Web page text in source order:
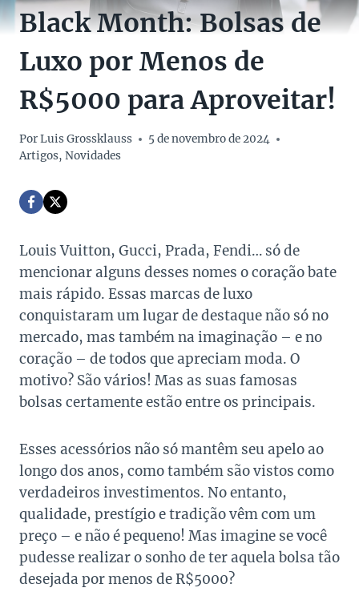
Black Month: Bolsas de
Luxo por Menos de
R$5000 para Aproveitar!
PorLuis Grossklauss
5 de novembro de 2024
Artigos, Novidades
Louis Vuitton, Gucci, Prada, Fendi… só de
mencionar alguns desses nomes o coração bate
mais rápido. Essas marcas de luxo
conquistaram um lugar de destaque não só no
mercado, mas também na imaginação – e no
coração – de todos que apreciam moda. O
motivo? São vários! Mas as suas famosas
bolsas certamente estão entre os principais.
Esses acessórios não só mantêm seu apelo ao
longo dos anos, como também são vistos como
verdadeiros investimentos. No entanto,
qualidade, prestígio e tradição vêm com um
preço – e não é pequeno! Mas imagine se você
pudesse realizar o sonho de ter aquela bolsa tão
desejada por menos de R$5000?